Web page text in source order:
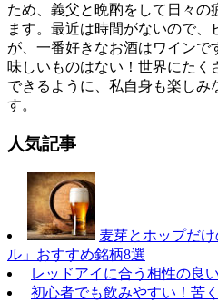
ため、義父と晩酌をして日々の
ます。最近は時間がないので、
が、一番好きなお酒はワインで
味しいものはない！世界にたく
できるように、私自身も楽しみ
す。
人気記事
麦芽とホップだ
ル」おすすめ銘柄8選
レッドアイに合う相性の良
初心者でも飲みやすい！苦